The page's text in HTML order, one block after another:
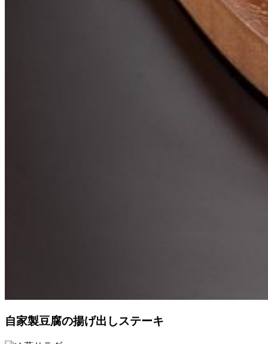
自家製豆腐の揚げ出しステーキ